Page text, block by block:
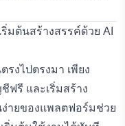
มต้นสร้างสรรค์ด้วย AI
รงไปตรงมา เพียง
ฟรี และเริ่มสร้าง
ายของแพลตฟอร์มช่วย